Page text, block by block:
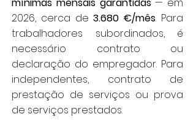
2026, cerca de3.680 €/mês. Para
trabalhadores subordinados, é
necessário contrato ou
declaração do empregador. Para
independentes, contrato de
prestação de serviços ou prova
de serviços prestados.